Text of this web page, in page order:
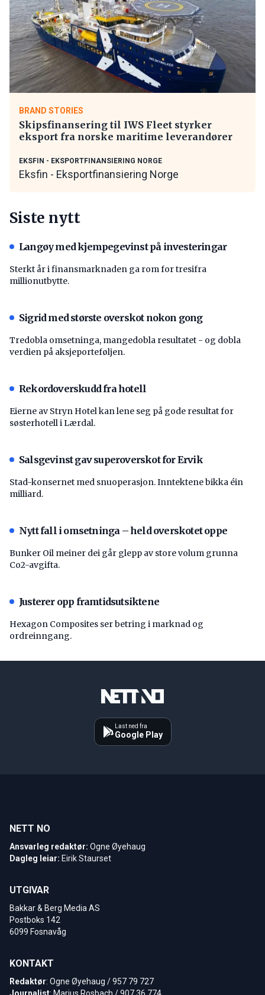
BRAND STORIES
Skipsfinansering til IWS Fleet styrker
eksport fra norske maritime leverandører
EKSFIN - EKSPORTFINANSIERING NORGE
Eksfin - Eksportfinansiering Norge
Siste nytt
Langøy med kjempegevinst på investeringar
Sterkt år i finansmarknaden ga rom for tresifra
millionutbytte.
Sigrid med største overskot nokon gong
Tredobla omsetninga, mangedobla resultatet - og dobla
verdien på aksjeporteføljen.
Rekordoverskudd fra hotell
Eierne av Stryn Hotel kan lene seg på gode resultat for
søsterhotell i Lærdal.
Salsgevinst gav superoverskot for Ervik
Stad-konsernet med snuoperasjon. Inntektene bikka éin
milliard.
Nytt fall i omsetninga – held overskotet oppe
Bunker Oil meiner dei går glepp av store volum grunna
Co2-avgifta.
Justerer opp framtidsutsiktene
Hexagon Composites ser betring i marknad og
ordreinngang.
Last ned fra
Google Play
NETT NO
Ansvarleg redaktør: Ogne Øyehaug
Dagleg leiar: Eirik Staurset
UTGIVAR
Bakkar & Berg Media AS
Postboks 142
6099 Fosnavåg
KONTAKT
Redaktør: Ogne Øyehaug / 957 79 727
Journalist: Marius Rosbach / 907 36 774